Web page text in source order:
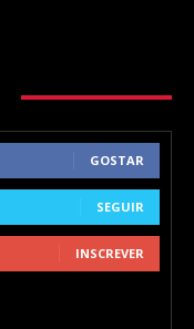
GOSTAR
SEGUIR
INSCREVER